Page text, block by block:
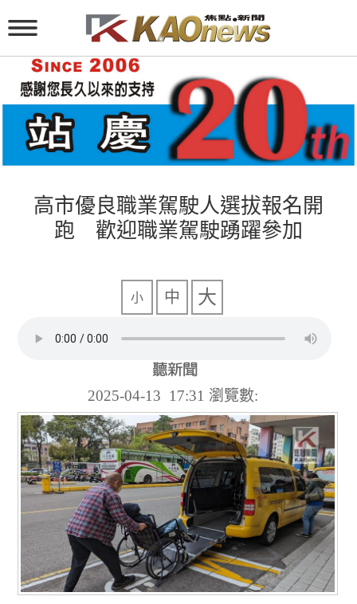
高市優良職業駕駛人選拔報名開
跑 歡迎職業駕駛踴躍參加
小 中 大
2025-04-13 17:31 瀏覽數: